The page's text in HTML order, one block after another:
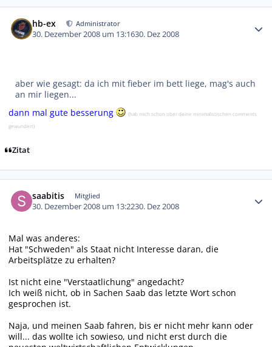
hb-ex Administrator
30. Dezember 2008 um 13:1630. Dez 2008
aber wie gesagt: da ich mit fieber im bett liege, mag's auch
an mir liegen...
dann mal gute besserung
(hab mich schon ober deine minimalistischen comments
gewundert)
Zitat
saabitis Mitglied
30. Dezember 2008 um 13:2230. Dez 2008
Mal was anderes:
Hat "Schweden" als Staat nicht Interesse daran, die
Arbeitsplätze zu erhalten?
Ist nicht eine "Verstaatlichung" angedacht?
Ich weiß nicht, ob in Sachen Saab das letzte Wort schon
gesprochen ist.
Naja, und meinen Saab fahren, bis er nicht mehr kann oder
will... das wollte ich sowieso, und nicht erst durch die